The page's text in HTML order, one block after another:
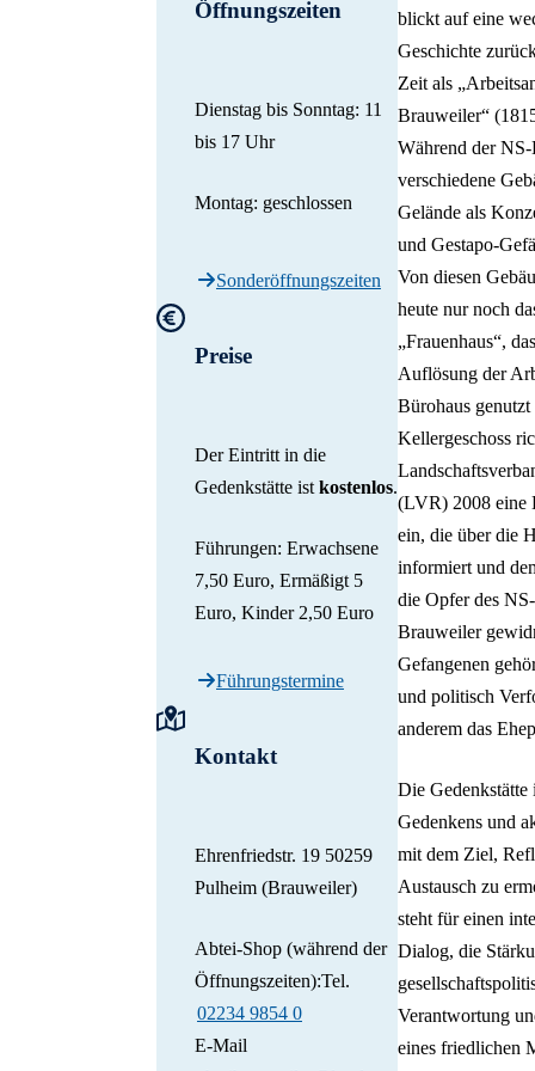
Öffnungszeiten
Dienstag bis Sonntag: 11
bis 17 Uhr
Montag: geschlossen
Sonderöffnungszeiten
Preise
Der Eintritt in die
Gedenkstätte ist kostenlos.
Führungen: Erwachsene
7,50 Euro, Ermäßigt 5
Euro, Kinder 2,50 Euro
Führungstermine
Kontakt
Ehrenfriedstr. 19 50259
Pulheim (Brauweiler)
Abtei-Shop (während der
Öffnungszeiten):Tel.
02234 9854 0
E-Mail
blickt auf eine
Geschichte
Zeit als
Brauweiler“
Während der
verschiedene
Gelände als
und Gestapo-
Von diesen
heute nur noch
„Frauenhaus“,
Auflösung der
Bürohaus
Kellergeschoss
(LVR) 2008 eine
ein, die über die
informiert und
die Opfer des
Brauweiler
Gefangenen
und politisch
anderem das
Die Gedenkstätte
Gedenkens und
mit dem Ziel,
Austausch zu
steht für einen
Dialog, die
Verantwortung
eines friedlichen